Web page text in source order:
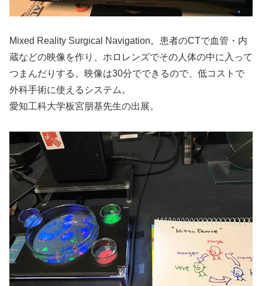
Mixed Reality Surgical Navigation。患者のCTで血管・内
蔵などの映像を作り、ホロレンズでその人体の中に入って
つまんだりする。映像は30分でできるので、低コストで
外科手術に使えるシステム。
愛知工科大学板宮朋基先生の出展。